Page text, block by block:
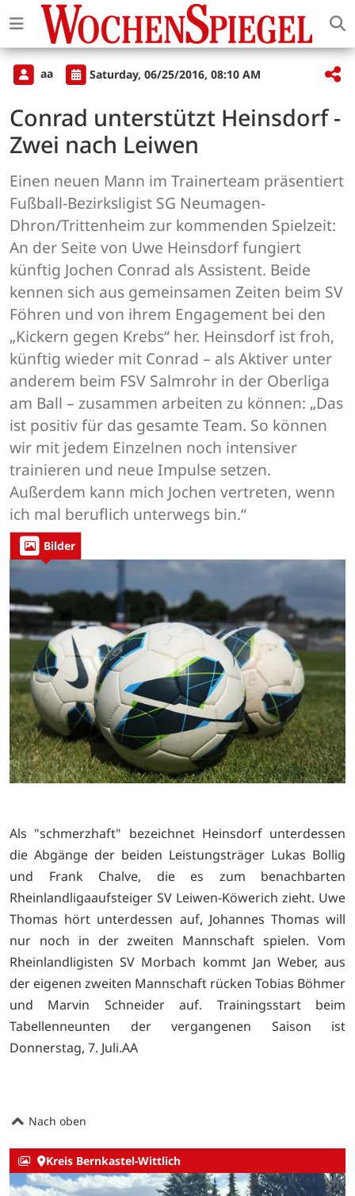
aa Saturday, 06/25/2016, 08:10 AM
Conrad unterstützt Heinsdorf -
Zwei nach Leiwen
Einen neuen Mann im Trainerteam präsentiert
Fußball-Bezirksligist SG Neumagen-
Dhron/Trittenheim zur kommenden Spielzeit:
An der Seite von Uwe Heinsdorf fungiert
künftig Jochen Conrad als Assistent. Beide
kennen sich aus gemeinsamen Zeiten beim SV
Föhren und von ihrem Engagement bei den
„Kickern gegen Krebs“ her. Heinsdorf ist froh,
künftig wieder mit Conrad – als Aktiver unter
anderem beim FSV Salmrohr in der Oberliga
am Ball – zusammen arbeiten zu können: „Das
ist positiv für das gesamte Team. So können
wir mit jedem Einzelnen noch intensiver
trainieren und neue Impulse setzen.
Außerdem kann mich Jochen vertreten, wenn
ich mal beruflich unterwegs bin.“
Bilder
Als "schmerzhaft" bezeichnet Heinsdorf unterdessen
die Abgänge der beiden Leistungsträger Lukas Bollig
und Frank Chalve, die es zum benachbarten
Rheinlandligaaufsteiger SV Leiwen-Köwerich zieht. Uwe
Thomas hört unterdessen auf, Johannes Thomas will
nur noch in der zweiten Mannschaft spielen. Vom
Rheinlandligisten SV Morbach kommt Jan Weber, aus
der eigenen zweiten Mannschaft rücken Tobias Böhmer
und Marvin Schneider auf. Trainingsstart beim
Tabellenneunten der vergangenen Saison ist
Donnerstag, 7. Juli.AA
Nach oben
Kreis Bernkastel-Wittlich